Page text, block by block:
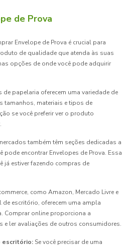
de Prova
Envelope de Prova é crucial para
de qualidade que atenda às suas
opções de onde você pode adquirir
de papelaria oferecem uma variedade de
tamanhos, materiais e tipos de
se você preferir ver o produto
também têm seções dedicadas a
pode encontrar Envelopes de Prova. Essa
já estiver fazendo compras de
como Amazon, Mercado Livre e
escritório, oferecem uma ampla
Comprar online proporciona a
e ler avaliações de outros consumidores.
escritório: Se você precisar de uma